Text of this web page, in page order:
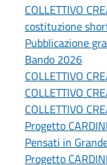
COLLETTIVO
costituzione
Pubblicazione
Bando 2026
COLLETTIVO
COLLETTIVO
COLLETTIVO
Progetto
Pensati in
Progetto